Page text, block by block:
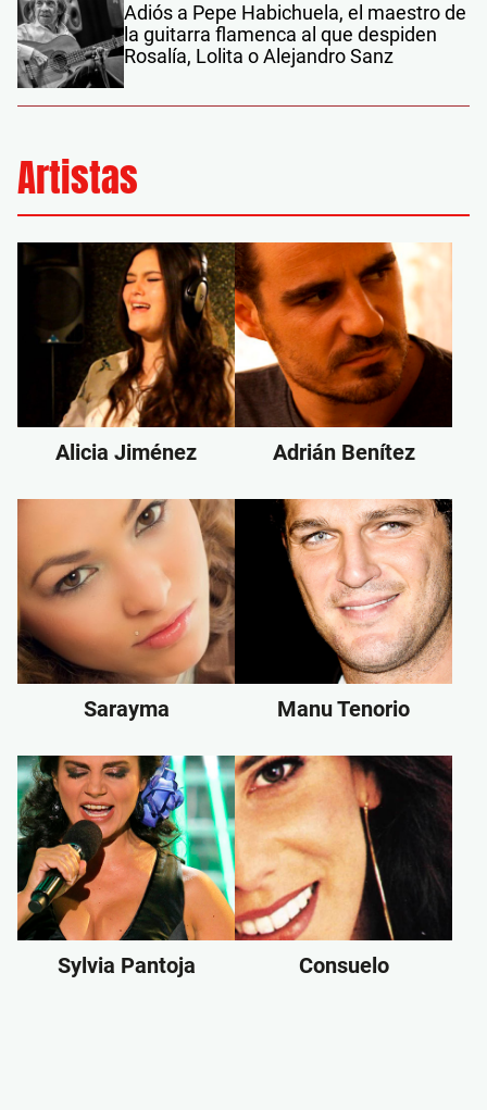
Adiós a Pepe Habichuela, el maestro de
la guitarra flamenca al que despiden
Rosalía, Lolita o Alejandro Sanz
Artistas
Alicia Jiménez Adrián Benítez
Sarayma Manu Tenorio
Sylvia Pantoja Consuelo